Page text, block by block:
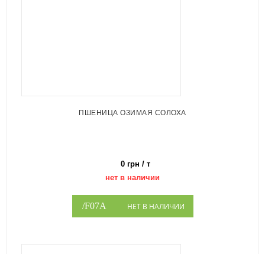
ПШЕНИЦА ОЗИМАЯ СОЛОХА
0 грн / т
нет в наличии
НЕТ В НАЛИЧИИ